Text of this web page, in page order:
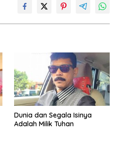
Dunia dan Segala Isinya
Adalah Milik Tuhan